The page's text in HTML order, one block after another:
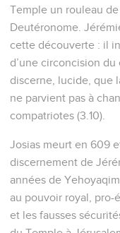
Temple un rouleau
Deutéronome.
cette découverte : il
d’une circoncision du
discerne, lucide, que
ne parvient pas à
compatriotes (3.10).
Josias meurt en 609
discernement de
années de
au pouvoir royal, pro-
et les fausses